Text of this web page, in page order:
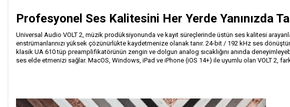
Profesyonel Ses Kalitesini Her Yerde Yanınızda
Universal Audio VOLT 2, müzik prodüksiyonunda ve kayıt süreçlerinde üstün ses kalitesi
enstrümanlarınızı yüksek çözünürlükte kaydetmenize olanak tanır. 24-bit / 192 kHz ses
klasik UA 610 tüp preamplifikatörünün zengin ve dolgun analog sıcaklığını anında
ses elde etmenizi sağlar. MacOS, Windows, iPad ve iPhone (iOS 14+) ile uyumlu olan VOLT 2,